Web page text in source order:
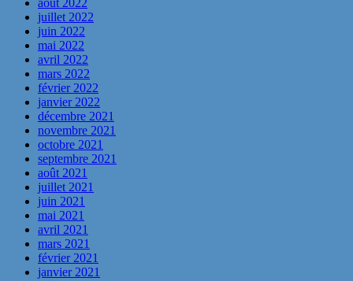
août 2022
juillet 2022
juin 2022
mai 2022
avril 2022
mars 2022
février 2022
janvier 2022
décembre 2021
novembre 2021
octobre 2021
septembre 2021
août 2021
juillet 2021
juin 2021
mai 2021
avril 2021
mars 2021
février 2021
janvier 2021